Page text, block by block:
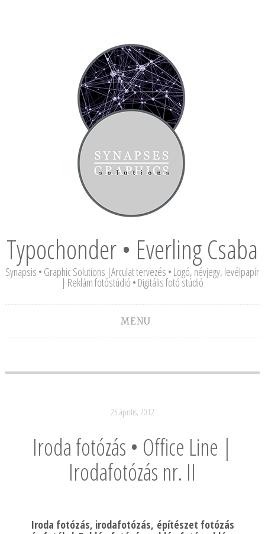
Typochonder • Everling Csaba
Synapsis • Graphic Solutions |Arculat tervezés • Logó, névjegy, levélpapír
| Reklám fotóstúdió • Digitális fotó stúdió
MENU
25 április, 2012
Iroda fotózás • Office Line |
Irodafotózás nr. II
Iroda fotózás, irodafotózás, építészet fotózás